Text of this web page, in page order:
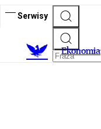
Serwisy
Ekonomia